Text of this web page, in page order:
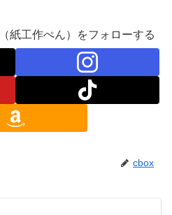
紙工作ぺん）をフォローする
cbox